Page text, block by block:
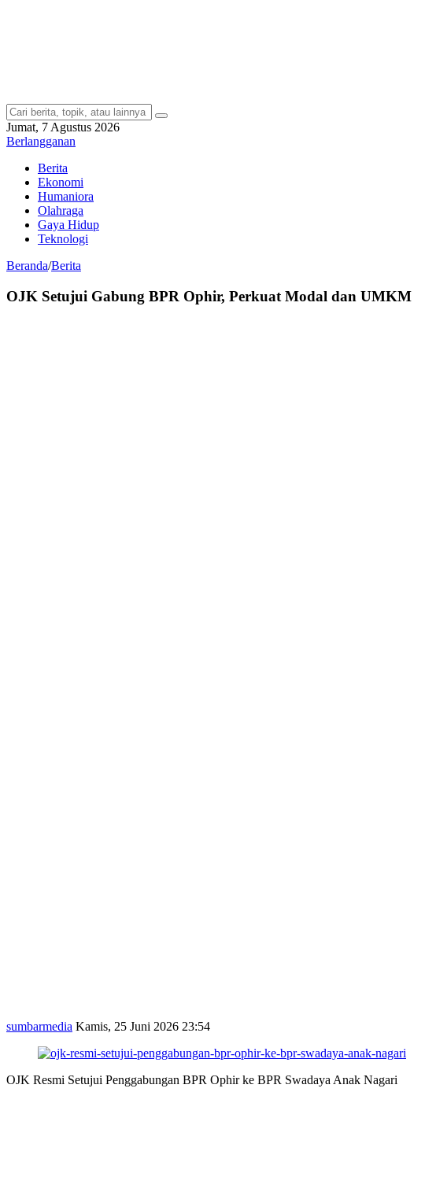
Jumat, 7 Agustus 2026
Berlangganan
Berita
Ekonomi
Humaniora
Olahraga
Gaya Hidup
Teknologi
Beranda/Berita
OJK Setujui Gabung BPR Ophir, Perkuat Modal dan UMKM
sumbarmedia Kamis, 25 Juni 2026 23:54
OJK Resmi Setujui Penggabungan BPR Ophir ke BPR Swadaya Anak Nagari